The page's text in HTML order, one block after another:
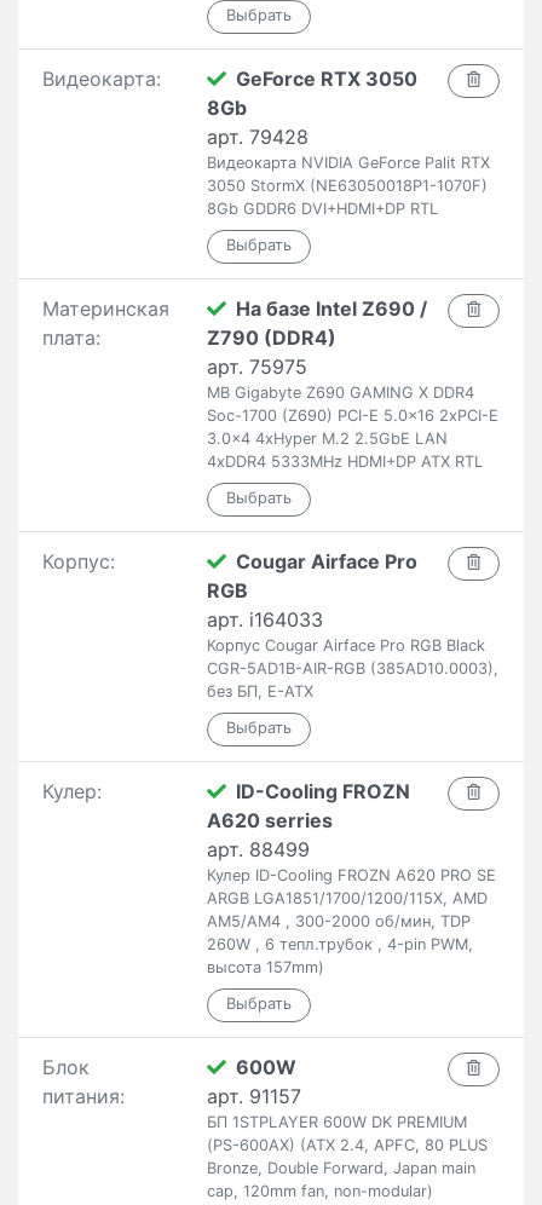
Видеокарта:
GeForce RTX 3050
8Gb
арт. 79428
Видеокарта NVIDIA GeForce Palit RTX
3050 StormX (NE63050018P1-1070F)
8Gb GDDR6 DVI+HDMI+DP RTL
Материнская
плата:
На базе Intel Z690 /
Z790 (DDR4)
арт. 75975
MB Gigabyte Z690 GAMING X DDR4
Soc-1700 (Z690) PCI-E 5.0x16 2xPCI-E
3.0x4 4xHyper M.2 2.5GbE LAN
4xDDR4 5333MHz HDMI+DP ATX RTL
Корпус:
Cougar Airface Pro
RGB
арт. i164033
Корпус Cougar Airface Pro RGB Black
CGR-5AD1B-AIR-RGB (385AD10.0003),
без БП, E-ATX
Кулер:
ID-Cooling FROZN
A620 serries
арт. 88499
Кулер ID-Cooling FROZN A620 PRO SE
ARGB LGA1851/1700/1200/115X, AMD
AM5/AM4 , 300-2000 об/мин, TDP
260W , 6 тепл.трубок , 4-pin PWM,
высота 157mm)
Блок
питания:
600W
арт. 91157
БП 1STPLAYER 600W DK PREMIUM
(PS-600AX) (ATX 2.4, APFC, 80 PLUS
Bronze, Double Forward, Japan main
cap, 120mm fan, non-modular)